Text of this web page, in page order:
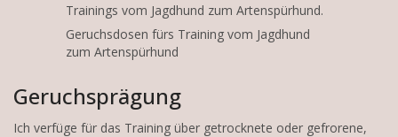
Geruchsdosen fürs Training vom Jagdhund
zum Artenspürhund
Geruchsprägung
Ich verfüge für das Training über getrocknete oder gefrorene,